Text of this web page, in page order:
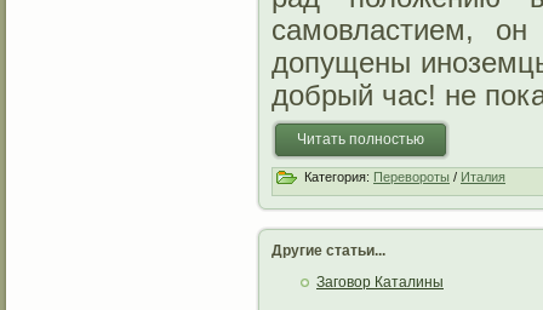
самовластием,
допущены
добрый час! не
Читать полностью
Категория: Перевороты / Италия
Другие статьи...
Заговор Каталины